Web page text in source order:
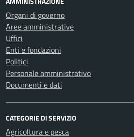
Organi di governo
Aree amministrative
Uffici
Enti e fondazioni
Politici
Personale amministrativo
Documenti e dati
CATEGORIE DI SERVIZIO
Agricoltura e pesca